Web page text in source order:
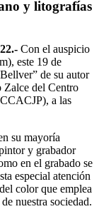
y litografías
Con el auspicio
este 19 de
de su autor
Zalce del Centro
a las
su mayoría
y grabador
en el grabado se
especial atención
color que emplea
nuestra sociedad.